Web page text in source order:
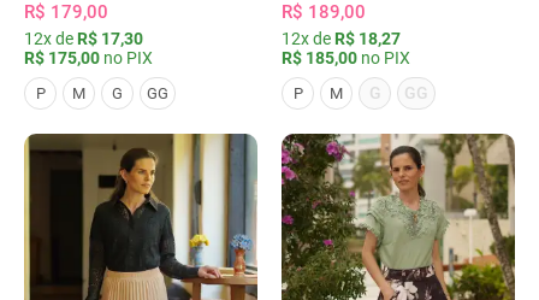
R$ 179,00
12x de R$ 17,30
R$ 175,00 no PIX
P M G GG
R$ 189,00
12x de R$ 18,27
R$ 185,00 no PIX
P M G GG